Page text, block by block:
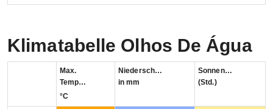
Klimatabelle Olhos De Água
Max.
Temperatur
°C
Niederschlag
in mm
Sonnenstunden
(Std.)